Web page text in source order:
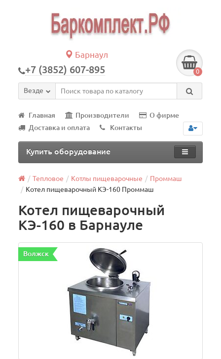
Барнаул
+7 (3852) 607-895 0
Везде
Главная Производители
О фирме
Доставка и оплата
Контакты
Купить оборудование
Тепловое Котлы пищеварочные
Проммаш
Котел пищеварочный КЭ-160 Проммаш
Котел пищеварочный
КЭ-160 в Барнауле
Волжск